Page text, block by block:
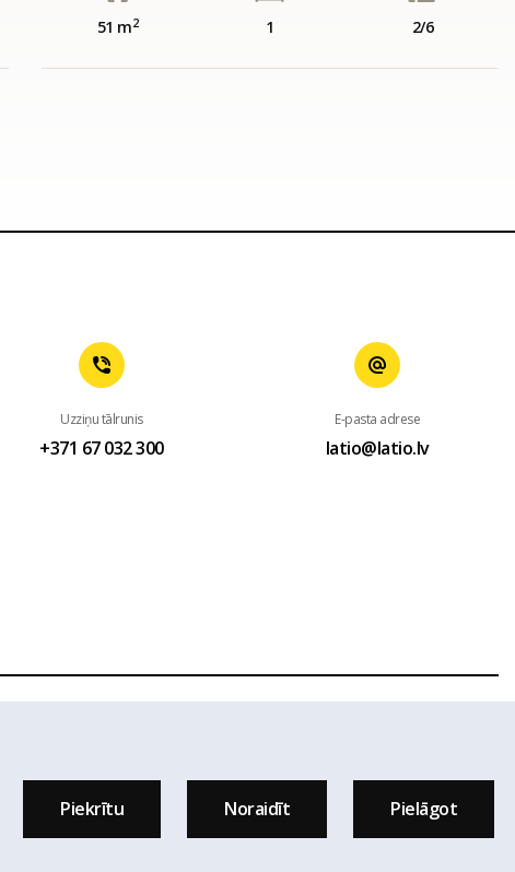
Piekrītu Noraidīt Pielāgot
51 m2 1 2/6
Uzziņu tālrunis
+371 67 032 300
E-pasta adrese
latio@latio.lv
mājas lapas www.latio.lv bez Latio rakstiskas atļaujas. Lapā